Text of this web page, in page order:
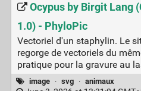
Ocypus by Birgit Lang
1.0) - PhyloPic
Vectoriel d'un staphylin. Le
regorge de vectoriels du
pratique pour la gravure au
image · svg · animaux